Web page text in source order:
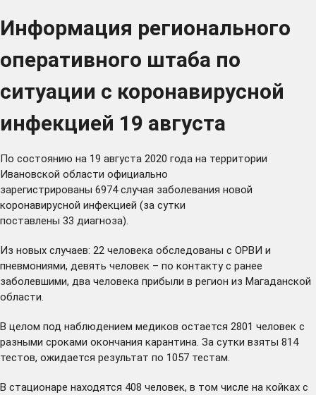
Информация регионального
оперативного штаба по
ситуации с коронавирусной
инфекцией 19 августа
По состоянию на 19 августа 2020 года на территории
Ивановской области официально
зарегистрированы 6974 случая заболевания новой
коронавирусной инфекцией (за сутки
поставлены 33 диагноза).
Из новых случаев: 22 человека обследованы с ОРВИ и
пневмониями, девять человек – по контакту с ранее
заболевшими, два человека прибыли в регион из Магаданской
области.
В целом под наблюдением медиков остается 2801 человек с
разными сроками окончания карантина. За сутки взяты 814
тестов, ожидается результат по 1057 тестам.
В стационаре находятся 408 человек, в том числе на койках с